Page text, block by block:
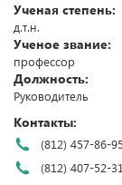
Ученая степень:
д.т.н.
Ученое звание:
профессор
Должность:
Руководитель
Контакты:
(812) 457-86-95
(812) 407-52-31